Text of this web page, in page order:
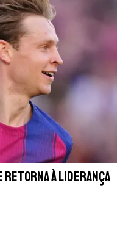
retorna à liderança